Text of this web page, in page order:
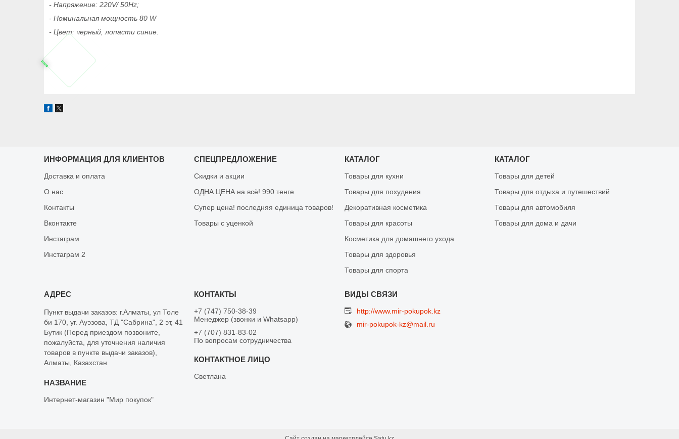
- Напряжение: 220V/ 50Hz;
- Номинальная мощность 80 W
- Цвет: черный, лопасти синие.
ИНФОРМАЦИЯ ДЛЯ КЛИЕНТОВ
Доставка и оплата
О нас
Контакты
Вконтакте
Инстаграм
Инстаграм 2
СПЕЦПРЕДЛОЖЕНИЕ
Скидки и акции
ОДНА ЦЕНА на всё! 990 тенге
Супер цена! последняя единица товаров!
Товары с уценкой
КАТАЛОГ
Товары для кухни
Товары для похудения
Декоративная косметика
Товары для красоты
Косметика для домашнего ухода
Товары для здоровья
Товары для спорта
КАТАЛОГ
Товары для детей
Товары для отдыха и путешествий
Товары для автомобиля
Товары для дома и дачи
Пункт выдачи заказов: г.Алматы, ул Толе
би 170, уг. Ауэзова, ТД "Сабрина", 2 эт, 41
Бутик (Перед приездом позвоните,
пожалуйста, для уточнения наличия
товаров в пункте выдачи заказов),
Алматы, Казахстан
Интернет-магазин "Мир покупок"
+7 (747) 750-38-39
Менеджер (звонки и Whatsapp)
+7 (707) 831-83-02
По вопросам сотрудничества
Светлана
http://www.mir-pokupok.kz
mir-pokupok-kz@mail.ru